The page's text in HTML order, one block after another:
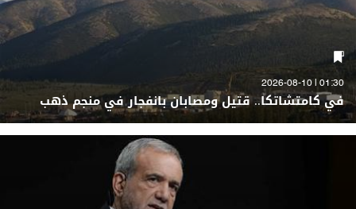
01:30 | 2026-08-10
في كامتشاتكا.. قتيل ومصابان بانفجار في منجم ذهب